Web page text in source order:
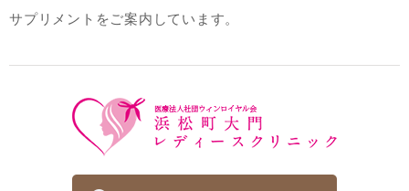
サプリメントをご案内しています。